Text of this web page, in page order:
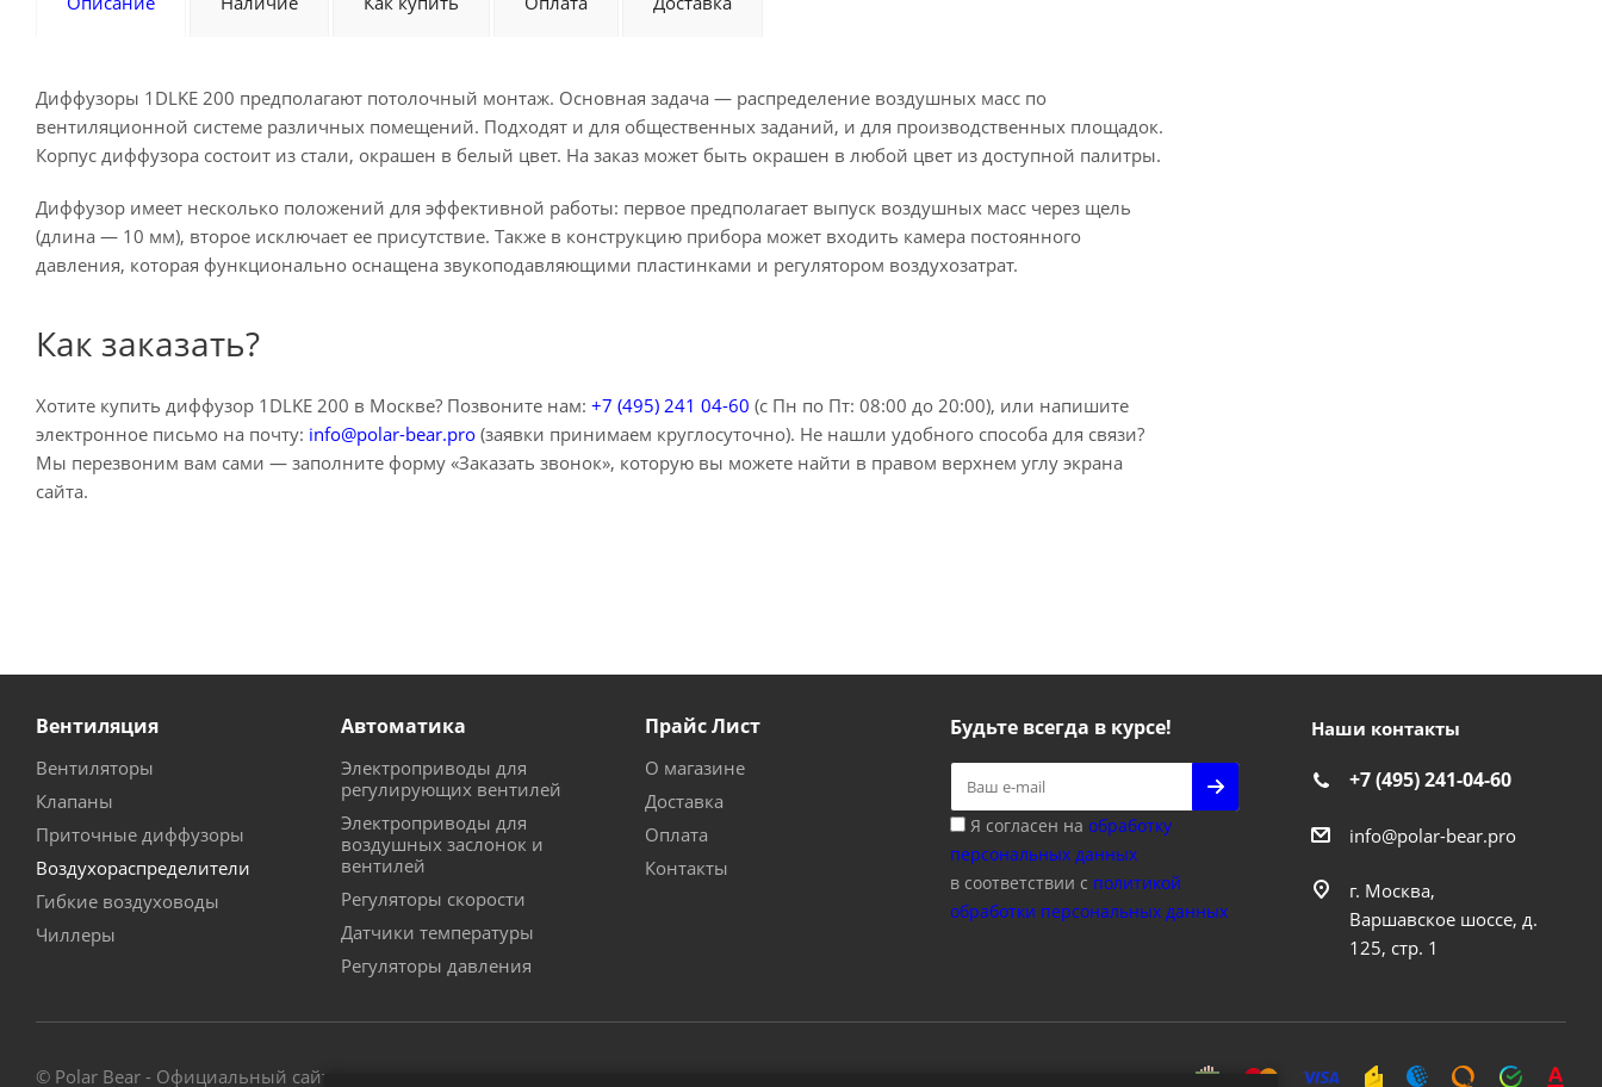
Диффузоры 1DLKE 200 предполагают потолочный монтаж. Основная задача — распределение воздушных масс по
вентиляционной системе различных помещений. Подходят и для общественных заданий, и для производственных площадок.
Корпус диффузора состоит из стали, окрашен в белый цвет. На заказ может быть окрашен в любой цвет из доступной палитры.
Диффузор имеет несколько положений для эффективной работы: первое предполагает выпуск воздушных масс через щель
(длина — 10 мм), второе исключает ее присутствие. Также в конструкцию прибора может входить камера постоянного
давления, которая функционально оснащена звукоподавляющими пластинками и регулятором воздухозатрат.
Как заказать?
Хотите купить диффузор 1DLKE 200 в Москве? Позвоните нам: +7 (495) 241 04-60 (с Пн по Пт: 08:00 до 20:00), или напишите
электронное письмо на почту: info@polar-bear.pro (заявки принимаем круглосуточно). Не нашли удобного способа для связи?
Мы перезвоним вам сами — заполните форму «Заказать звонок», которую вы можете найти в правом верхнем углу экрана
сайта.
Вентиляция
Вентиляторы
Клапаны
Приточные диффузоры
Воздухораспределители
Гибкие воздуховоды
Чиллеры
Автоматика
Электроприводы для
регулирующих вентилей
Электроприводы для
воздушных заслонок и
вентилей
Регуляторы скорости
Датчики температуры
Регуляторы давления
Прайс Лист
О магазине
Доставка
Оплата
Контакты
Будьте всегда в курсе!
Я согласен на обработку
персональных данных
в соответствии с политикой
обработки персональных данных
Наши контакты
+7 (495) 241-04-60
info@polar-bear.pro
г. Москва,
Варшавское шоссе, д.
125, стр. 1
© Polar Bear - Официальный сайт - магазин